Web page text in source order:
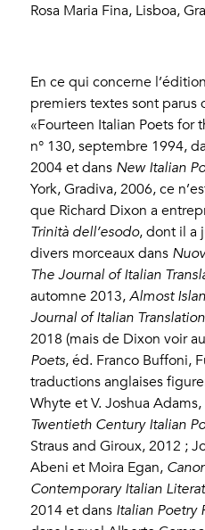
Rosa Maria Fina, Lisboa,
En ce qui concerne
premiers textes sont parus
«Fourteen Italian Poets for
n° 130, septembre 1994,
2004 et dans New Italian
York, Gradiva, 2006, ce
que Richard Dixon a
Trinità dell’esodo, dont il a
divers morceaux dans
The Journal of Italian
automne 2013,Almost
Journal of Italian Translation
2018 (mais de Dixon voir
Poets, éd. Franco Buffoni,
traductions anglaises
Whyte et V. Joshua Adams,
Twentieth Century Italian
Straus and Giroux, 2012 ;
Abeni et Moira Egan,
Contemporary Italian
2014 et dans Italian Poetry